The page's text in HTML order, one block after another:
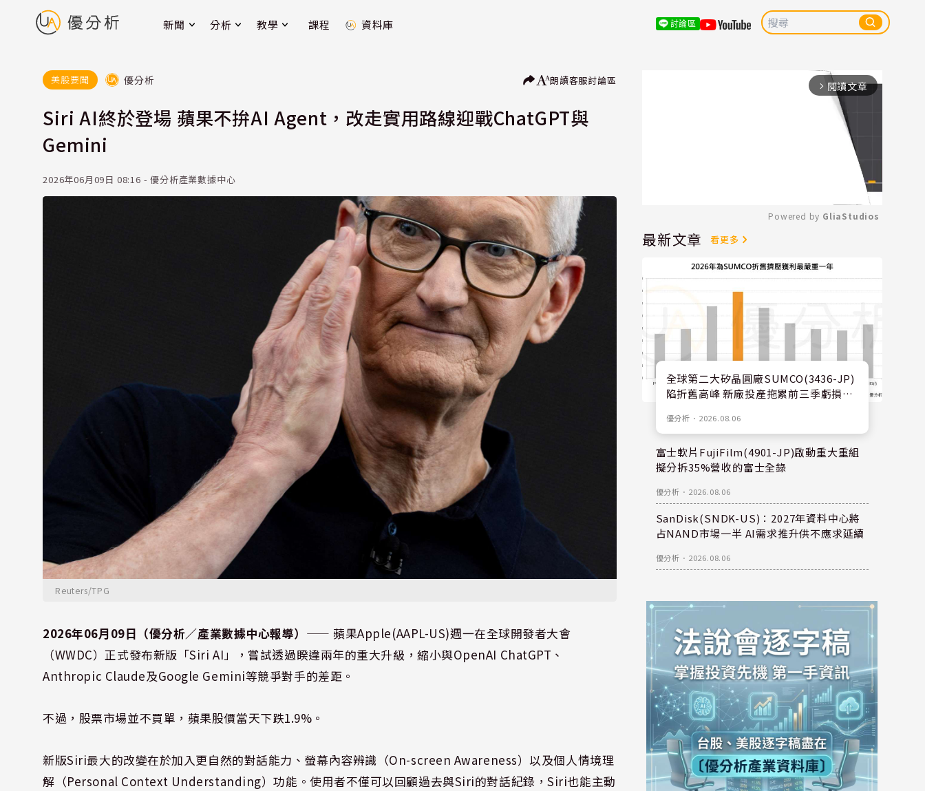
新聞 分析 教學 課程 資料庫 討論區
美股要聞 優分析 朗讀客服討論區
Siri AI終於登場 蘋果不拚AI Agent，改走實用路線迎戰ChatGPT與
Gemini
2026年06月09日 08:16 - 優分析產業數據中心
Reuters/TPG
2026年06月09日（優分析／產業數據中心報導） ⸺ 蘋果Apple(AAPL-US)週一在全球開發者大會
（WWDC）正式發布新版「Siri AI」，嘗試透過睽違兩年的重大升級，縮小與OpenAI ChatGPT、
Anthropic Claude及Google Gemini等競爭對手的差距。
不過，股票市場並不買單，蘋果股價當天下跌1.9%。
新版Siri最大的改變在於加入更自然的對話能力、螢幕內容辨識（On-screen Awareness）以及個人情境理
解（Personal Context Understanding）功能。使用者不僅可以回顧過去與Siri的對話紀錄，Siri也能主動
arrow_forward_ios 閱讀文章
Powered by GliaStudios
最新文章 看更多
全球第二大矽晶圓廠SUMCO(3436-JP)
陷折舊高峰 新廠投產拖累前三季虧損擴
優分析 ． 2026.08.06
富士軟片FujiFilm(4901-JP)啟動重大重組
擬分拆35%營收的富士全錄
優分析 ． 2026.08.06
SanDisk(SNDK-US)：2027年資料中心將
占NAND市場一半 AI需求推升供不應求延續
優分析 ． 2026.08.06